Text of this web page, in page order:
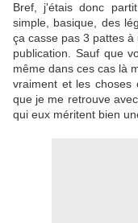
Bref, j'étais donc
simple, basique, des
ça casse pas 3 pattes
publication. Sauf que
même dans ces cas là
vraiment et les choses
que je me retrouve
qui eux méritent bien